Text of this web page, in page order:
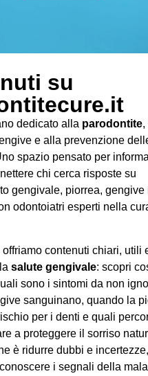
su
dedicato alla parodontite,
e alla prevenzione
spazio pensato per
chi cerca risposte su
gengivale, piorrea, gengive
odontoiatri esperti nella
offriamo contenuti chiari, utili
salute gengivale: scopri
sono i sintomi da non
sanguinano, quando la
per i denti e quali
a proteggere il sorriso
è ridurre dubbi e incertezze,
i segnali della